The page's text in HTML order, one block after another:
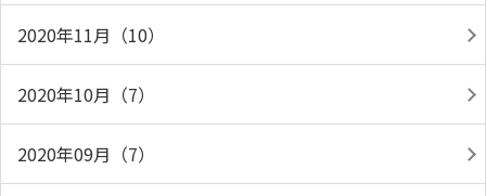
2020年11月（10）
2020年10月（7）
2020年09月（7）